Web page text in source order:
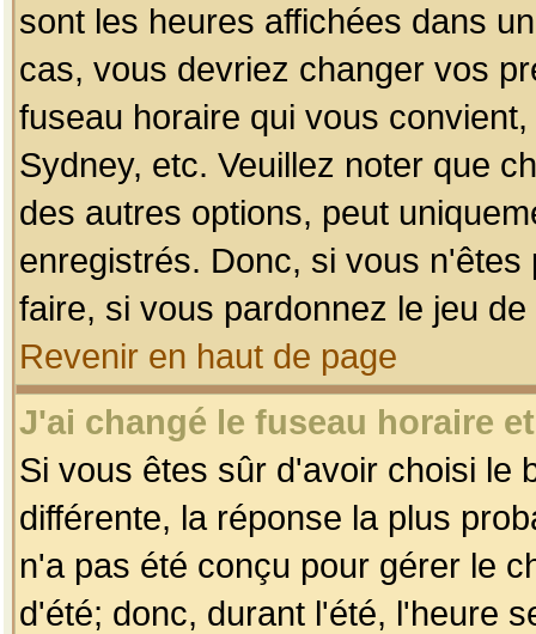
sont les heures affichées dans
cas, vous devriez changer vos
fuseau horaire qui vous
Sydney, etc. Veuillez noter que
des autres options, peut
enregistrés. Donc, si vous
faire, si vous pardonnez le jeu
Revenir en haut de page
J'ai changé le fuseau horaire
Si vous êtes sûr d'avoir choisi le
différente, la réponse la plus
n'a pas été conçu pour gérer le
d'été; donc, durant l'été, l'heure